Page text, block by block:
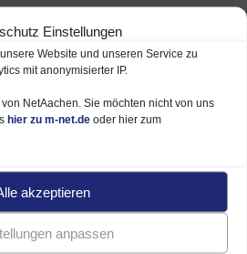
Einstellungen
Website und unseren Service zu
mit anonymisierter IP.
NetAachen. Sie möchten nicht von uns
hier zu m-net.de oder hier zum
akzeptieren
anpassen